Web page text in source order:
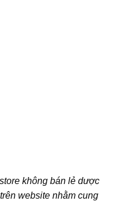
không bán lẻ dược
website nhằm cung